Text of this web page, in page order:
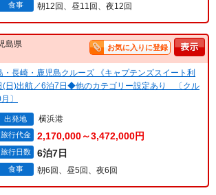
食事 朝12回、昼11回、夜12回
島県 お気に入りに登録
・長崎・鹿児島クルーズ 《キャプテンズスイート利
(日)出航／6泊7日◆他のカテゴリー設定あり 〔クル
〕
出発地 横浜港
旅行代金 2,170,000～3,472,000円
旅行日数 6泊7日
食事 朝6回、昼5回、夜6回